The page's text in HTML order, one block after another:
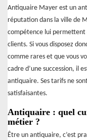
Antiquaire Mayer est un
réputation dans la ville de
compétence lui permettent
clients. Si vous disposez
comme rares et que vous
cadre d’une succession, il
antiquaire. Ses tarifs ne
satisfaisantes.
Antiquaire : quel
métier ?
Être un antiquaire, c’est